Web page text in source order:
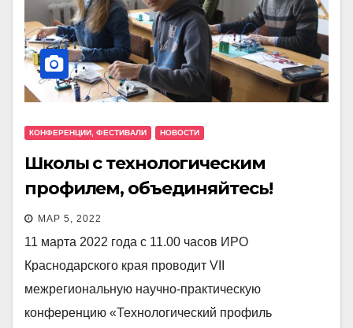
КОНФЕРЕНЦИИ, ФЕСТИВАЛИ НОВОСТИ
Школы с технологическим
профилем, объединяйтесь!
МАР 5, 2022
11 марта 2022 года с 11.00 часов ИРО
Краснодарского края проводит VII
межрегиональную научно-практическую
конференцию «Технологический профиль